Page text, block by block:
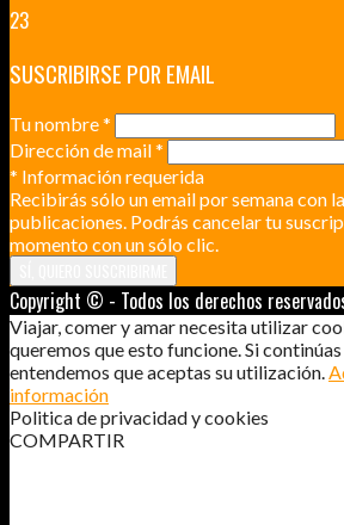
23
SUSCRIBIRSE POR EMAIL
Tu nombre*
Dirección de mail*
* Información requerida
Recibirás sólo un email por semana con
publicaciones. Podrás cancelar tu
momento con un sólo clic.
Copyright © - Todos los derechos
Viajar, comer y amar necesita utilizar
queremos que esto funcione. Si continúas
entendemos que aceptas su utilización.
información
Politica de privacidad y cookies
COMPARTIR